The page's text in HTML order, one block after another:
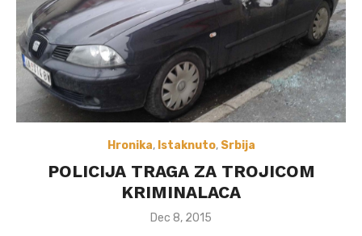
Hronika, Istaknuto, Srbija
POLICIJA TRAGA ZA TROJICOM
KRIMINALACA
Posted
Dec 8, 2015